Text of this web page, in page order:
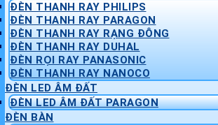
ĐÈN THANH RAY PHILIPS
ĐÈN THANH RAY PARAGON
ĐÈN THANH RAY RẠNG ĐÔNG
ĐÈN THANH RAY DUHAL
ĐÈN RỌI RAY PANASONIC
ĐÈN THANH RAY NANOCO
ĐÈN LED ÂM ĐẤT
ĐÈN LED ÂM ĐẤT PARAGON
ĐÈN BÀN